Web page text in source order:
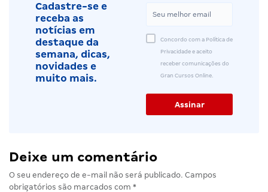
Cadastre-se e
receba as
notícias em
destaque da
semana, dicas,
novidades e
muito mais.
Concordo com a Política de
Privacidade e aceito
receber comunicações do
Gran Cursos Online.
Deixe um comentário
O seu endereço de e-mail não será publicado. Campos
obrigatórios são marcados com *